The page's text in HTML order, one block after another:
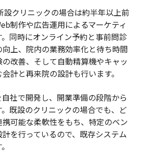
設クリニックの場合は約半年以上前
制作や広告運用によるマーケティ
同時にオンライン予約と事前問診
上、院内の業務効率化と待ち時間
改善、そして自動精算機やキャッ
計と再来院の設計も行います。
社で開発し、開業準備の段階から
既設のクリニックの場合でも、ど
可能な柔軟性をもち、特定のベン
を行っているので、既存システム